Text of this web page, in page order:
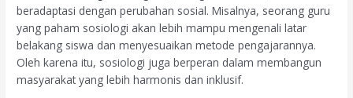
beradaptasi dengan perubahan sosial. Misalnya, seorang guru
yang paham sosiologi akan lebih mampu mengenali latar
belakang siswa dan menyesuaikan metode pengajarannya.
Oleh karena itu, sosiologi juga berperan dalam membangun
masyarakat yang lebih harmonis dan inklusif.